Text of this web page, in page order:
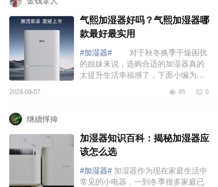
气熙加湿器好吗？气熙加湿器哪
款最好最实用
#加湿器#
对于秋冬换季干燥困扰
的姐妹来说，选购合适的加湿器真的
太提升生活幸福感了，下面小编为大
器哪款最好最实用 气熙加湿器好
2024-09-07 85 0
继續愅掵
加湿器知识百科：揭秘加湿器应
该怎么选
#加湿器# 加湿器作为现在家庭生活中
常见的小电器，一到冬季很多家庭已